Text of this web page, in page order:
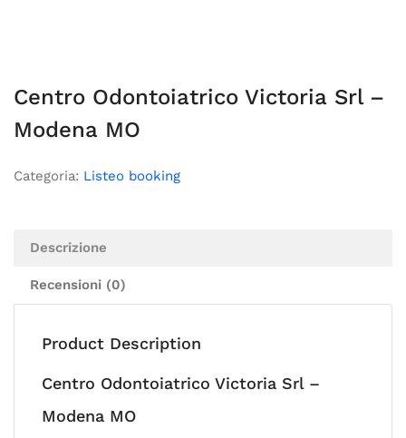
Centro Odontoiatrico Victoria Srl –
Modena MO
Categoria: Listeo booking
Descrizione
Recensioni (0)
Product Description
Centro Odontoiatrico Victoria Srl –
Modena MO